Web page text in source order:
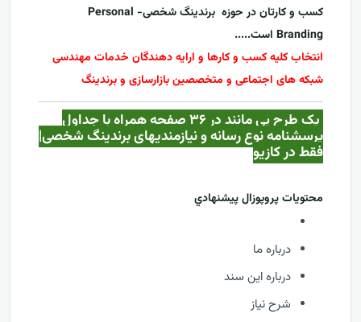
کسب و کارتان در حوزه
برندینگ شخصی- Personal
Branding است.....
انتخاب کلیه کسب و کارها و ارایه دهندگان خدمات مهندسی
شبکه های اجتماعی و متخصصین بازارسازی و برندینگ
یک طرح بی مانند در ۳۶ صفحه همراه با جداول
پرسشنامه نوع رسانه و نیازمندیهایبرندینگ شخصی|
فقط در کازيو
محتويات پروپوزال پيشنهادي
درباره ما
درباره این سند
شرح نیاز